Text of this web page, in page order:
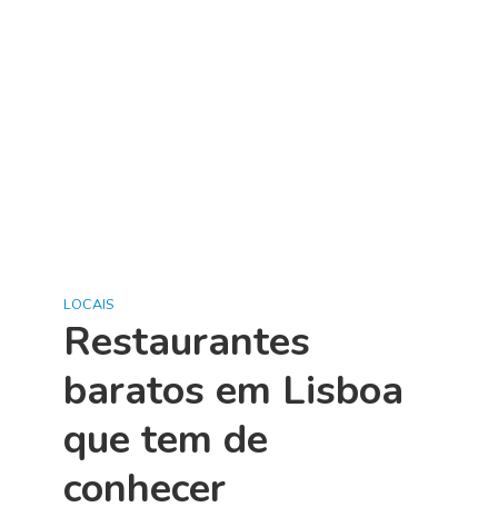
LOCAIS
Restaurantes
baratos em Lisboa
que tem de
conhecer